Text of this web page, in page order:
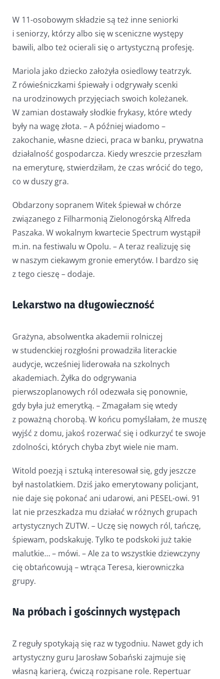
W 11-osobowym składzie są też inne seniorki
i seniorzy, którzy albo się w sceniczne występy
bawili, albo też ocierali się o artystyczną profesję.
Mariola jako dziecko założyła osiedlowy teatrzyk.
Z rówieśniczkami śpiewały i odgrywały scenki
na urodzinowych przyjęciach swoich koleżanek.
W zamian dostawały słodkie frykasy, które wtedy
były na wagę złota. – A później wiadomo –
zakochanie, własne dzieci, praca w banku, prywatna
działalność gospodarcza. Kiedy wreszcie przeszłam
na emeryturę, stwierdziłam, że czas wrócić do tego,
co w duszy gra.
Obdarzony sopranem Witek śpiewał w chórze
związanego z Filharmonią Zielonogórską Alfreda
Paszaka. W wokalnym kwartecie Spectrum wystąpił
m.in. na festiwalu w Opolu. – A teraz realizuję się
w naszym ciekawym gronie emerytów. I bardzo się
z tego cieszę – dodaje.
Lekarstwo na długowieczność
Grażyna, absolwentka akademii rolniczej
w studenckiej rozgłośni prowadziła literackie
audycje, wcześniej liderowała na szkolnych
akademiach. Żyłka do odgrywania
pierwszoplanowych ról odezwała się ponownie,
gdy była już emerytką. – Zmagałam się wtedy
z poważną chorobą. W końcu pomyślałam, że muszę
wyjść z domu, jakoś rozerwać się i odkurzyć te swoje
zdolności, których chyba zbyt wiele nie mam.
Witold poezją i sztuką interesował się, gdy jeszcze
był nastolatkiem. Dziś jako emerytowany policjant,
nie daje się pokonać ani udarowi, ani PESEL-owi. 91
lat nie przeszkadza mu działać w różnych grupach
artystycznych ZUTW. – Uczę się nowych ról, tańczę,
śpiewam, podskakuję. Tylko te podskoki już takie
malutkie… – mówi. – Ale za to wszystkie dziewczyny
cię obtańcowują – wtrąca Teresa, kierowniczka
grupy.
Na próbach i gościnnych występach
Z reguły spotykają się raz w tygodniu. Nawet gdy ich
artystyczny guru Jarosław Sobański zajmuje się
własną karierą, ćwiczą rozpisane role. Repertuar